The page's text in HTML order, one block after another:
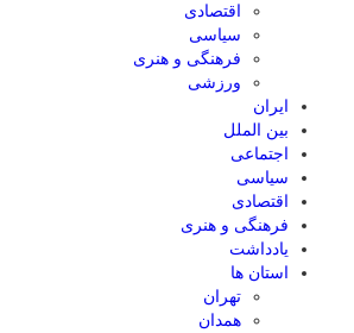
اقتصادی
سیاسی
فرهنگی و هنری
ورزشی
ایران
بین الملل
اجتماعی
سیاسی
اقتصادی
فرهنگی و هنری
یادداشت
استان ها
تهران
همدان